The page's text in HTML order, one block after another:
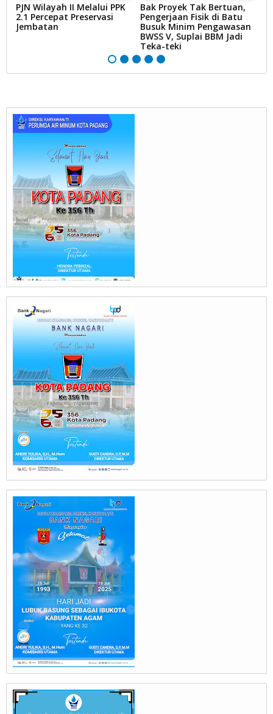
PJN Wilayah II Melalui PPK
2.1 Percepat Preservasi
Jembatan
Bak Proyek Tak Bertuan,
Pengerjaan Fisik di Batu
Busuk Minim Pengawasan
BWSS V, Suplai BBM Jadi
Teka-teki